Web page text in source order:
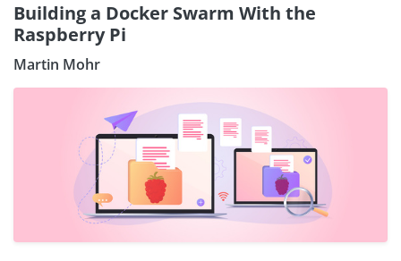
Building a Docker Swarm With the
Raspberry Pi
Martin Mohr